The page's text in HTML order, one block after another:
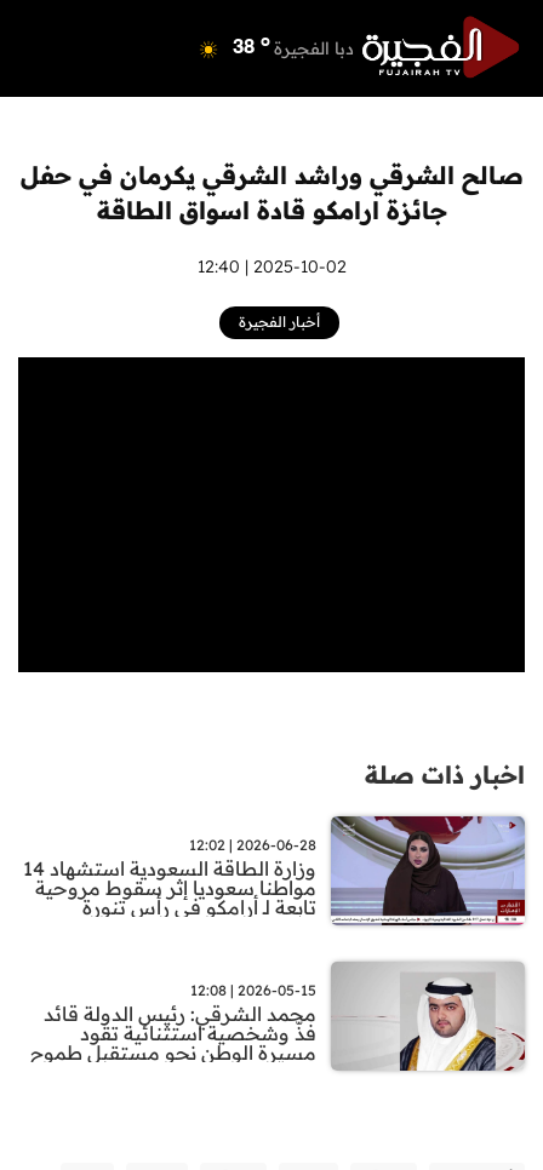
دبا الفجيرة 38 o
أم القيوين 39 o
راس الخيمة o
الفجيرة 36 o
صالح الشرقي وراشد الشرقي يكرمان في حفل
جائزة ارامكو قادة اسواق الطاقة
2025-10-02 | 12:40
أخبار الفجيرة
اخبار ذات صلة
2026-06-28 | 12:02
وزارة الطاقة السعودية استشهاد 14
مواطنا سعوديا إثر سقوط مروحية
تابعة لـ أرامكو في رأس تنورة
2026-05-15 | 12:08
محمد الشرقي: رئيس الدولة قائد
فذّ وشخصية استثنائية تقود
مسيرة الوطن نحو مستقبل طموح